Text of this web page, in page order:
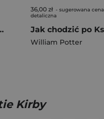
wyszukiwanka
36,00 zł - sugerowana cena
detaliczna
William Potter
Kirby